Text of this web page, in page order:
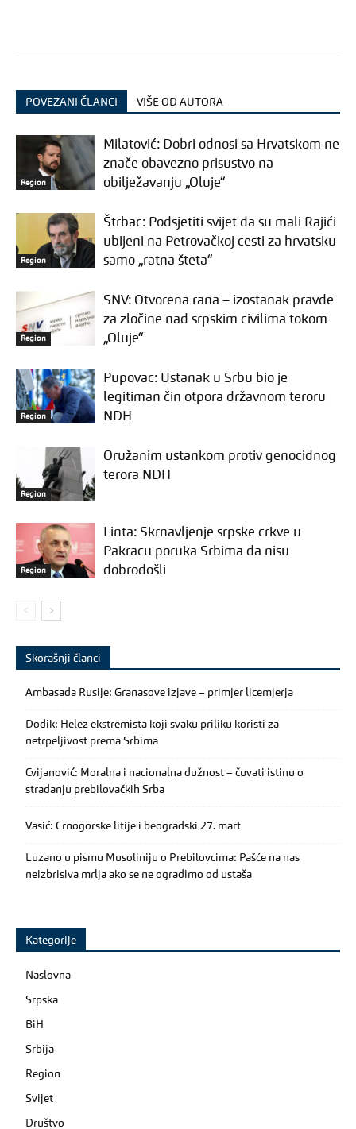
POVEZANI ČLANCI VIŠE OD AUTORA
Region
Milatović: Dobri odnosi sa Hrvatskom ne
znače obavezno prisustvo na
obilježavanju „Oluje“
Region
Štrbac: Podsjetiti svijet da su mali Rajići
ubijeni na Petrovačkoj cesti za hrvatsku
samo „ratna šteta“
Region
SNV: Otvorena rana – izostanak pravde
za zločine nad srpskim civilima tokom
„Oluje“
Region
Pupovac: Ustanak u Srbu bio je
legitiman čin otpora državnom teroru
NDH
Region
Oružanim ustankom protiv genocidnog
terora NDH
Region
Linta: Skrnavljenje srpske crkve u
Pakracu poruka Srbima da nisu
dobrodošli
Skorašnji članci
Ambasada Rusije: Granasove izjave – primjer licemjerja
Dodik: Helez ekstremista koji svaku priliku koristi za
netrpeljivost prema Srbima
Cvijanović: Moralna i nacionalna dužnost – čuvati istinu o
stradanju prebilovačkih Srba
Vasić: Crnogorske litije i beogradski 27. mart
Luzano u pismu Musoliniju o Prebilovcima: Pašće na nas
neizbrisiva mrlja ako se ne ogradimo od ustaša
Kategorije
Naslovna
Srpska
BiH
Srbija
Region
Svijet
Društvo